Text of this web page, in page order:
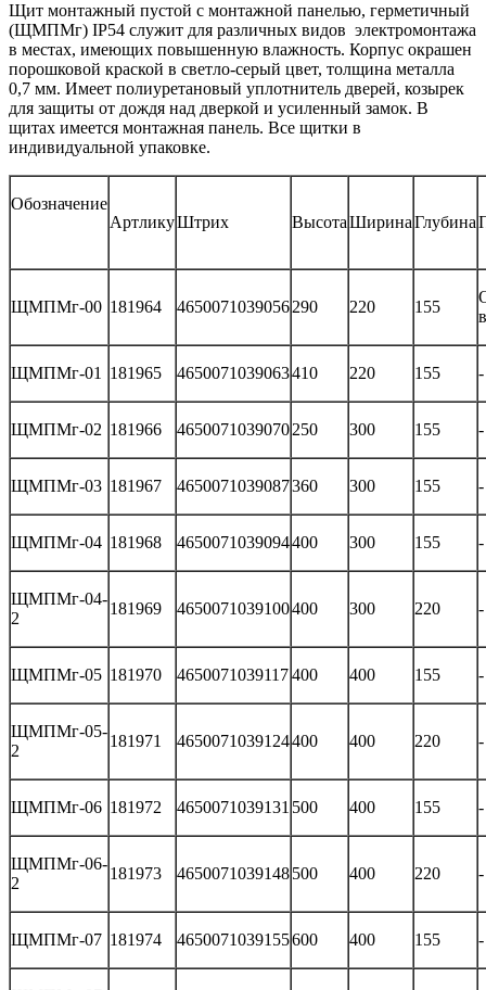
Щит монтажный пустой с монтажной панелью, герметичный
(ЩМПМг) IP54 служит для различных видов электромонтажа
в местах, имеющих повышенную влажность. Корпус окрашен
порошковой краской в светло-серый цвет, толщина металла
0,7 мм. Имеет полиуретановый уплотнитель дверей, козырек
для защиты от дождя над дверкой и усиленный замок. В
щитах имеется монтажная панель. Все щитки в
индивидуальной упаковке.
Обозначение
АртликуШтрих ВысотаШиринаГлубина
ЩМПМг-00 181964 4650071039056290 220 155
ЩМПМг-01 181965 4650071039063410 220 155 -
ЩМПМг-02 181966 4650071039070250 300 155 -
ЩМПМг-03 181967 4650071039087360 300 155 -
ЩМПМг-04 181968 4650071039094400 300 155 -
ЩМПМг-04-
2
181969 4650071039100400 300 220 -
ЩМПМг-05 181970 4650071039117400 400 155 -
ЩМПМг-05-
2
181971 4650071039124400 400 220 -
ЩМПМг-06 181972 4650071039131 500 400 155 -
ЩМПМг-06-
2
181973 4650071039148500 400 220 -
ЩМПМг-07 181974 4650071039155600 400 155 -